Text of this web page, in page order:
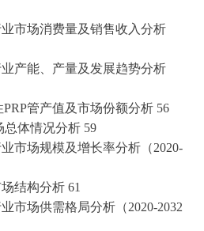
市场消费量及销售收入分析
产能、产量及发展趋势分析
PRP管产值及市场份额分析 56
总体情况分析 59
市场规模及增长率分析（2020-
结构分析 61
市场供需格局分析（2020-2032